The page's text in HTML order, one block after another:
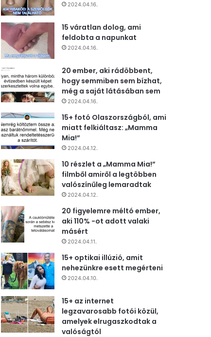
2024.04.16.
15 váratlan dolog, ami
feldobta a napunkat
2024.04.16.
20 ember, aki rádöbbent,
hogy semmiben sem bízhat,
még a saját látásában sem
2024.04.16.
15+ fotó Olaszországból, ami
miatt felkiáltasz: „Mamma
Mia!”
2024.04.12.
10 részlet a „Mamma Mia!”
filmből amiről a legtöbben
valószínűleg lemaradtak
2024.04.12.
20 figyelemre méltó ember,
aki 110% -ot adott valaki
másért
2024.04.11.
15+ optikai illúzió, amit
nehezünkre esett megérteni
2024.04.10.
15+ az internet
legzavarosabb fotói közül,
amelyek elrugaszkodtak a
valóságtól